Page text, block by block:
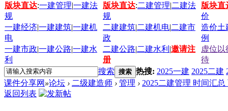
版块直达:一建管理|一建法
规
版块直达:二建管理|二建法
规
版块直
价
一建经济|一建建筑|一建机
电
二建建筑|二建机电|二建市
政
造价土
例
一建市政|一建公路|一建水
利
二建公路|二建水利 |邀请注
册
虚位以
待
搜索 搜索 热搜: 2025一建 2025二建
课件分享网 »论坛 › 二级建造师 › 管理 › 2025二建管理 时间汇
返回列表